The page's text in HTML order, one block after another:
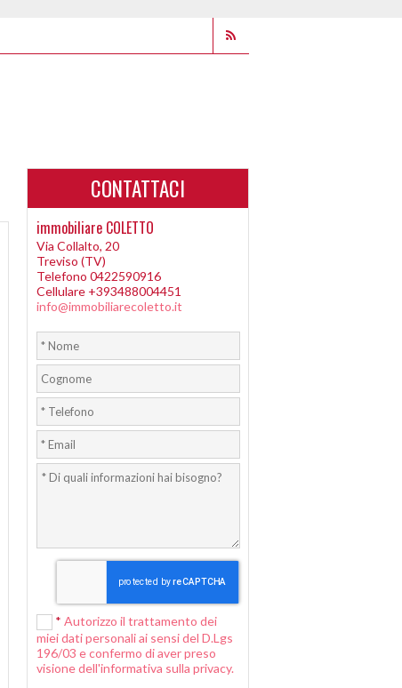
CONTATTACI
immobiliare COLETTO
Via Collalto, 20
Treviso (TV)
Telefono 0422590916
Cellulare +393488004451
info@immobiliarecoletto.it
* Autorizzo il trattamento dei
miei dati personali ai sensi del D.Lgs
196/03 e confermo di aver preso
visione dell'informativa sulla privacy.